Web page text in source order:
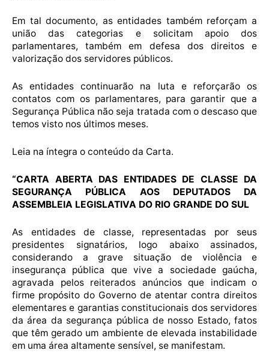
Em tal documento, as entidades também reforçam a
união das categorias e solicitam apoio dos
parlamentares, também em defesa dos direitos e
valorização dos servidores públicos.
As entidades continuarão na luta e reforçarão os
contatos com os parlamentares, para garantir que a
Segurança Pública não seja tratada com o descaso que
temos visto nos últimos meses.
Leia na íntegra o conteúdo da Carta.
“CARTA ABERTA DAS ENTIDADES DE CLASSE DA
SEGURANÇA PÚBLICA AOS DEPUTADOS DA
ASSEMBLEIA LEGISLATIVA DO RIO GRANDE DO SUL
As entidades de classe, representadas por seus
presidentes signatários, logo abaixo assinados,
considerando a grave situação de violência e
insegurança pública que vive a sociedade gaúcha,
agravada pelos reiterados anúncios que indicam o
firme propósito do Governo de atentar contra direitos
elementares e garantias constitucionais dos servidores
da área da segurança pública de nosso Estado, fatos
que têm gerado um ambiente de elevada instabilidade
em uma área altamente sensível, se manifestam.